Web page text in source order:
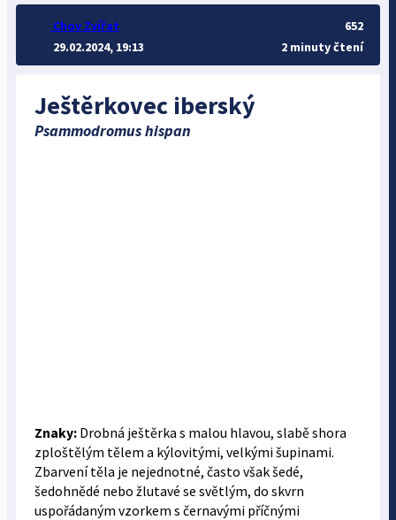
Ještěrkovec iberský
Psammodromus hispan
Znaky:Drobná ještěrka s malou hlavou, slabě shora
zploštělým tělem a kýlovitými, velkými šupinami.
Zbarvení těla je nejednotné, často však šedé,
šedohnědé nebo žlutavé se světlým, do skvrn
uspořádaným vzorkem s černavými příčnými
Chov Zvířat
29.02.2024, 19:13
652
2 minuty čtení